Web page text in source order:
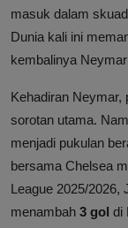
masuk dalam
Dunia kali ini
kembalinya
Kehadiran Neymar,
sorotan utama.
menjadi pukulan
bersama Chelsea
League 2025/2026,
menambah 3 gol di